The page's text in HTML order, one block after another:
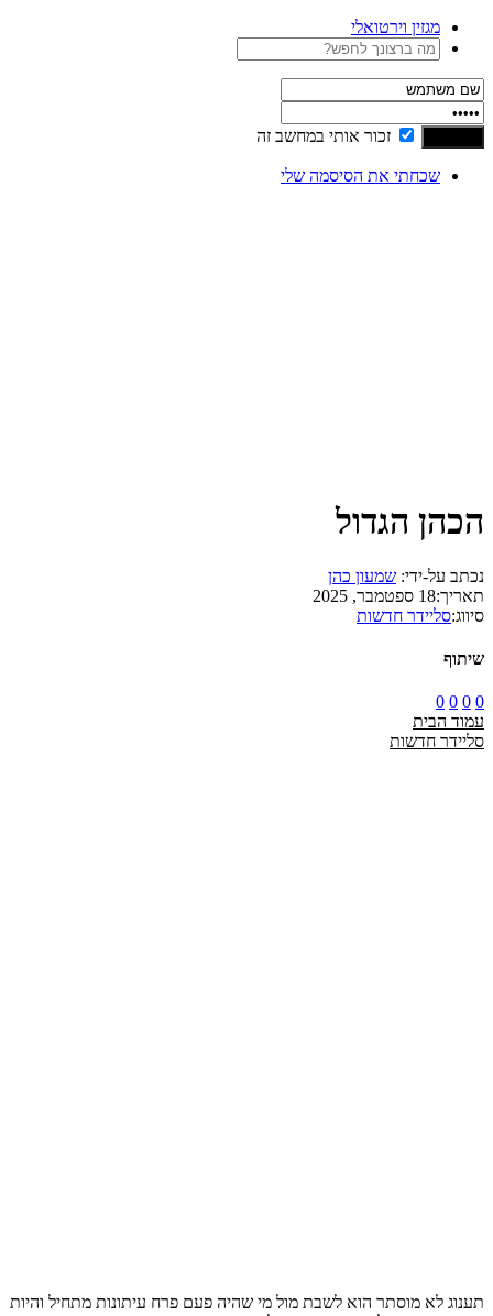
מגזין וירטואלי
זכור אותי במחשב זה
שכחתי את הסיסמה שלי
הכהן הגדול
נכתב על-ידי: שמעון כהן
תאריך:18 ספטמבר, 2025
סיווג:סליידר חדשות
שיתוף
0
0
0
0
עמוד הבית
סליידר חדשות
תענוג לא מוסתר הוא לשבת מול מי שהיה פעם פרח עיתונות מתחיל והיות